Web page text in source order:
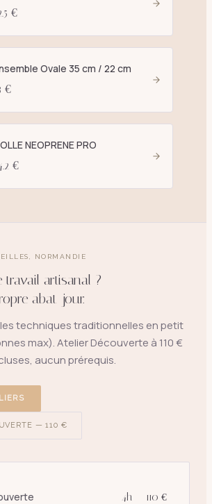
€
Ovale 35 cm / 22 cm
€
NEOPRENE PRO
€
NORMANDIE
travail artisanal ?
abat-jour.
techniques traditionnelles en petit
max). Atelier Découverte à 110 €
aucun prérequis.
— 110 €
4h — 110 €